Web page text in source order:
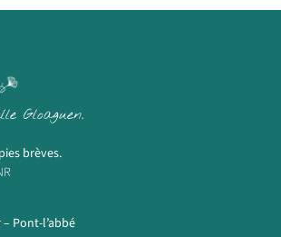
Gloaguen.
brèves.
Pont-l’abbé